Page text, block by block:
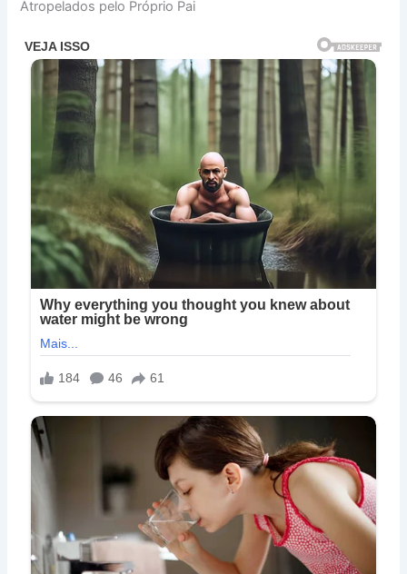
Atropelados pelo Próprio Pai